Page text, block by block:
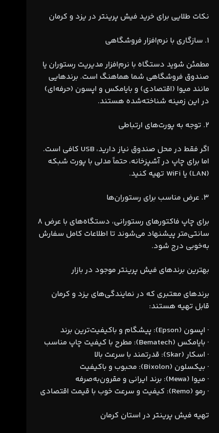
نکات طلایی برای خرید فیش پرینتر در یزد و کرمان
۱. سازگاری با نرم‌افزار فروشگاهی
مطمئن شوید دستگاه با نرم‌افزار مدیریت رستوران یا
صندوق فروشگاهی شما هماهنگ است. برندهایی
مانند میوا (اقتصادی) و بایامکس و اپسون (حرفه‌ای)
در این زمینه شناخته‌شده هستند.
۲. توجه به پورت‌های ارتباطی
اگر فقط در محل صندوق نیاز دارید، USB کافی است.
اما برای چاپ در آشپزخانه، حتماً مدلی با پورت شبکه
(LAN) یا WiFi تهیه کنید.
۳. عرض مناسب برای رستوران‌ها
برای چاپ فاکتورهای رستورانی، دستگاه‌های با عرض ۸
سانتی‌متر پیشنهاد می‌شوند تا اطلاعات کامل سفارش
به‌خوبی درج شود.
بهترین برندهای فیش پرینتر موجود در بازار
برندهای معتبری که در نمایندگی‌های یزد و کرمان
قابل تهیه هستند:
· اپسون (Epson): پیشگام و باکیفیت‌ترین برند
· بایامکس (Bematech): مطرح با کیفیت چاپ مناسب
· اسکار (Skar): قدرتمند با سرعت بالا
· بیکسلون (Bixolon): محبوب و باکیفیت
· میوا (Mewa): برند ایرانی و مقرون‌به‌صرفه
· رمو (Remo): کیفیت و سرعت خوب با قیمت اقتصادی
تهیه فیش پرینتر در استان کرمان